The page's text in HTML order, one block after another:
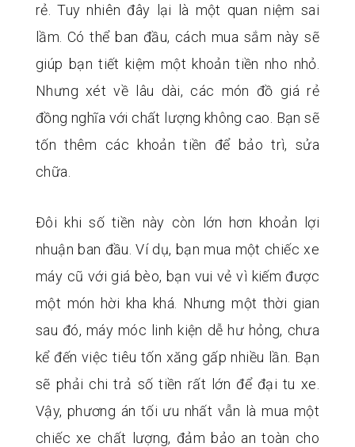
rẻ. Tuy nhiên đây lại là một quan niệm sai
lầm. Có thể ban đầu, cách mua sắm này sẽ
giúp bạn tiết kiệm một khoản tiền nho nhỏ.
Nhưng xét về lâu dài, các món đồ giá rẻ
đồng nghĩa với chất lượng không cao. Bạn sẽ
tốn thêm các khoản tiền để bảo trì, sửa
chữa.
Đôi khi số tiền này còn lớn hơn khoản lợi
nhuận ban đầu. Ví dụ, bạn mua một chiếc xe
máy cũ với giá bèo, bạn vui vẻ vì kiếm được
một món hời kha khá. Nhưng một thời gian
sau đó, máy móc linh kiện dễ hư hỏng, chưa
kể đến việc tiêu tốn xăng gấp nhiều lần. Bạn
sẽ phải chi trả số tiền rất lớn để đại tu xe.
Vậy, phương án tối ưu nhất vẫn là mua một
chiếc xe chất lượng, đảm bảo an toàn cho